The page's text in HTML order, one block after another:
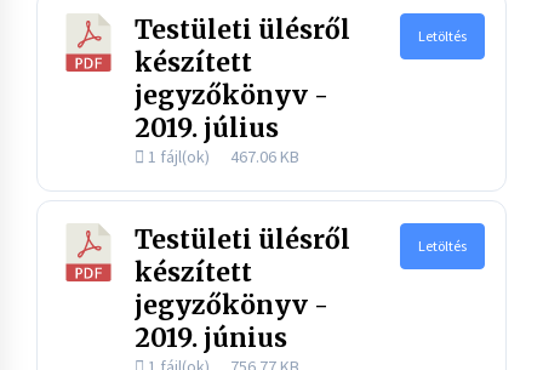
Testületi ülésről
készített
jegyzőkönyv -
2019. július
1 fájl(ok) 467.06 KB
Letöltés
Testületi ülésről
készített
jegyzőkönyv -
2019. június
Letöltés